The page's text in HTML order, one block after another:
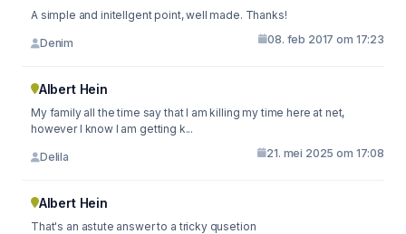
A simple and initellgent point, well made. Thanks!
Denim 08. feb 2017 om 17:23
Albert Hein
My family all the time say that I am killing my time here at net,
however I know I am getting k...
Delila 21. mei 2025 om 17:08
Albert Hein
That's an astute answer to a tricky qusetion